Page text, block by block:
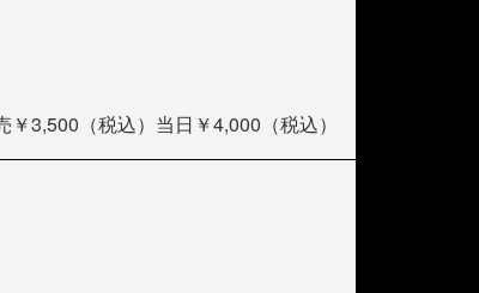
￥3,500（税込）当日￥4,000（税込）